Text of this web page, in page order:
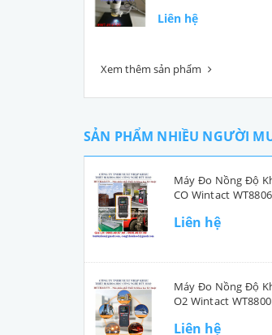
Liên hệ
Xem thêm sản phẩm
SẢN PHẨM NHIỀU NGƯỜI
Máy Đo Nồng Độ
CO Wintact WT8806
Liên hệ
Máy Đo Nồng Độ
O2 Wintact WT8800
Liên hệ